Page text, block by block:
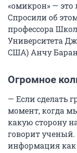
«омикрон» — это
Спросили об
профессора
Университета
США) Анчу
Огромное
— Если сделать
момент, когда
какую сторону
говорит ученый.
информация как